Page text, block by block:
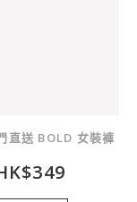
直送 BOLD 女裝褲